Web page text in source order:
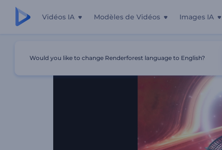
Vidéos IA Modèles de Vidéos Images IA
Visualiseur De Musique Observatoire
Would you like to change Renderforest language to English?